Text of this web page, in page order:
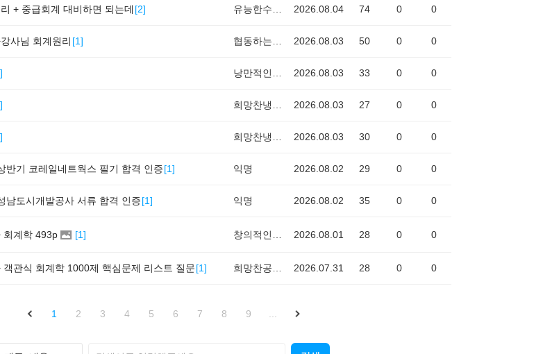
+ 중급회계 대비하면 되는데 [2] 2026.08.04 74 0 0
사님 회계원리 [1] 2026.08.03 50 0 0
] 2026.08.03 33 0 0
] 2026.08.03 27 0 0
] 2026.08.03 30 0 0
반기 코레일네트웍스 필기 합격 인증[1] 익명 2026.08.02 29 0 0
남도시개발공사 서류 합격 인증[1] 익명 2026.08.02 35 0 0
회계학 493p [1] 2026.08.01 28 0 0
객관식 회계학 1000제 핵심문제 리스트 질문[1] 2026.07.31 28 0 0
1 2 3 4 5 6 7 8 9